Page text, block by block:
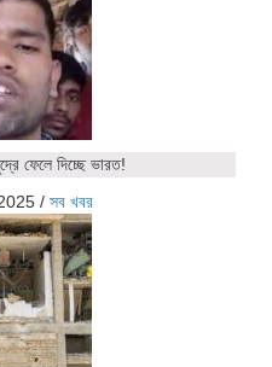
ফেলে দিচ্ছে ভারত!
/ সব খবর